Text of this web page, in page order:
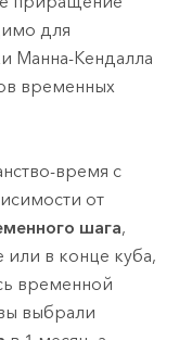
для
Манна-Кендалла
временных
время с
от
шага,
или в конце куба,
временной
выбрали